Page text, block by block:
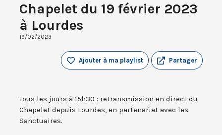
Chapelet du 19 février 2023
à Lourdes
19/02/2023
Partager
Ajouter à ma playlist
Tous les jours à 15h30 : retransmission en direct du
Chapelet depuis Lourdes, en partenariat avec les
Sanctuaires.